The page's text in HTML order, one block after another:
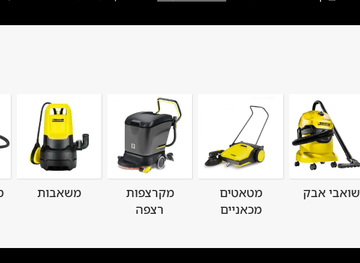
משאבות שואבי אבק
מטאטים
מכאניים
מקרצפות
רצפה